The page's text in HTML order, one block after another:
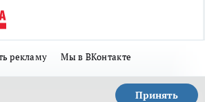
рекламу Мы в ВКонтакте
Принять